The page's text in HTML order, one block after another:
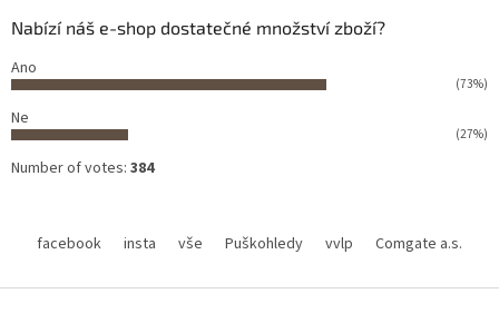
Nabízí náš e-shop dostatečné množství zboží?
Ano
(73%)
Ne
(27%)
Number of votes: 384
facebook insta vše Puškohledy vvlp Comgate a.s.